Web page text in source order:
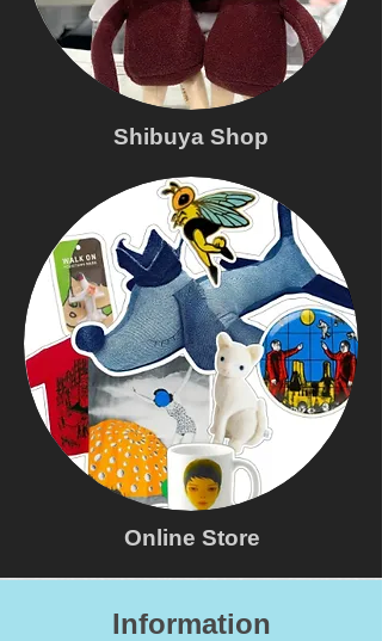
Shibuya Shop
Online Store
Information